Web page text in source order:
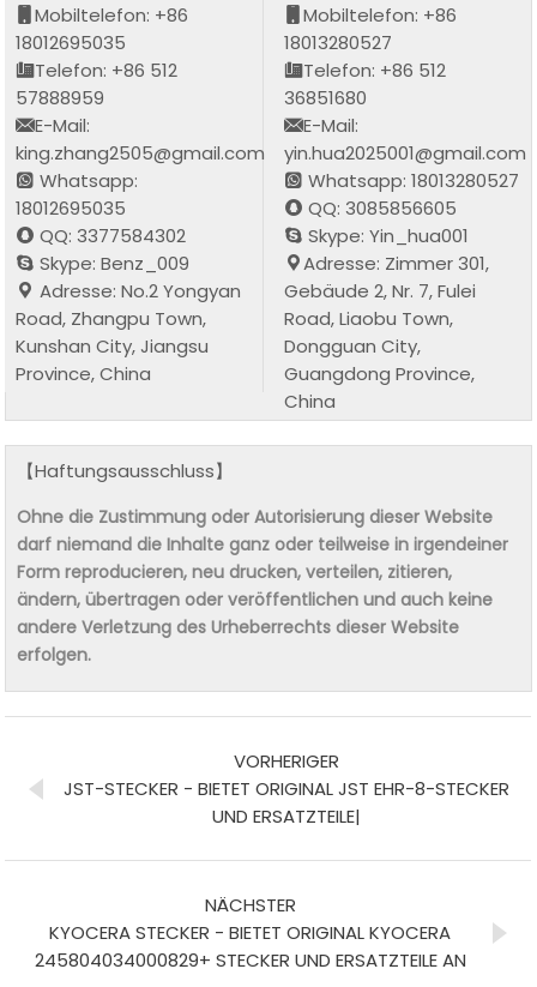
Mobiltelefon: +86
18012695035
Telefon: +86 512
57888959
E-Mail:
king.zhang2505@gmail.com
Whatsapp:
18012695035
QQ: 3377584302
Skype: Benz_009
Adresse: No.2 Yongyan
Road, Zhangpu Town,
Kunshan City, Jiangsu
Province, China
Mobiltelefon: +86
18013280527
Telefon: +86 512
36851680
E-Mail:
yin.hua2025001@gmail.com
Whatsapp: 18013280527
QQ: 3085856605
Skype: Yin_hua001
Adresse: Zimmer 301,
Gebäude 2, Nr. 7, Fulei
Road, Liaobu Town,
Dongguan City,
Guangdong Province,
China
【Haftungsausschluss】
Ohne die Zustimmung oder Autorisierung dieser Website
darf niemand die Inhalte ganz oder teilweise in irgendeiner
Form reproducieren, neu drucken, verteilen, zitieren,
ändern, übertragen oder veröffentlichen und auch keine
andere Verletzung des Urheberrechts dieser Website
erfolgen.
VORHERIGER
JST-STECKER - BIETET ORIGINAL JST EHR-8-STECKER
UND ERSATZTEILE|
NÄCHSTER
KYOCERA STECKER - BIETET ORIGINAL KYOCERA
245804034000829+ STECKER UND ERSATZTEILE AN